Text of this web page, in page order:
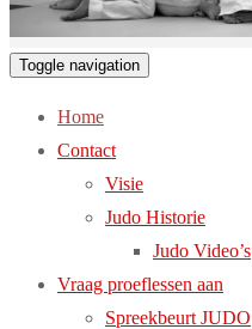
Toggle navigation
Home
Contact
Visie
Judo Historie
Judo Video’s
Vraag proeflessen aan
Spreekbeurt JUDO